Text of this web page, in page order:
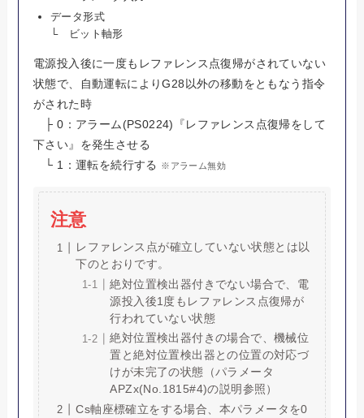
データ形式
└ ビット軸形
電源投入後に一度もレファレンス点復帰がされていない
状態で、自動運転によりG28以外の移動をともなう指令
がされた時
├ 0：アラーム(PS0224)『レファレンス点復帰をして
下さい』を発生させる
└ 1：運転を続行する
※アラーム無効
注意
レファレンス点が確立していない状態とは以
下のとおりです。
絶対位置検出器付きでない場合で、電
源投入後1度もレファレンス点復帰が
行われていない状態
絶対位置検出器付きの場合で、機械位
置と絶対位置検出器との位置の対応づ
けが未完了の状態（パラメータ
APZx(No.1815#4)の説明参照）
Cs軸座標確立をする場合、本パラメータを0